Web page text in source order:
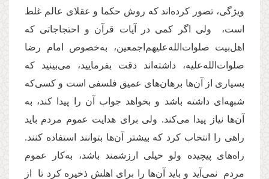
ویژگی، تصور کرده‌اند که روش حکما و عقلای عالم غلط
است، ولی اگر کمی در آیات قرآن و احتجاجاتی که
اهل‌بیت صلوات‌الله‌علیهم‌اجمعین، به‌خصوص امام رضا
صلوات‌الله‌علیه، داشته‌اند دقت بفرمایید، می‌بینید که
بسیاری از آن‌ها برهان‌های عمیق فلسفی است و کسی‌که
شبهه‌ای داشته باشد و بخواهد جواب آن را پیدا کند، به
آن‌ها نیاز پیدا می‌کند. ولی برای هدایت عموم مردم باید
راهی را انتخاب کرد که بیشتر آن‌ها بتوانند استفاده کنند.
راه‌های پیچیده ولو خیلی ارزشمند باشد، به‌کار عموم
مردم نمی‌آید و باید آن‌ها را برای اهلش ذخیره کرد تا از